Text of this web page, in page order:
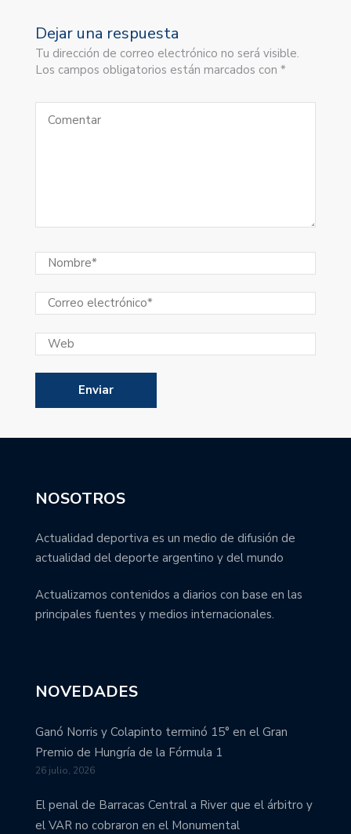
Dejar una respuesta
Tu dirección de correo electrónico no será visible.
Los campos obligatorios están marcados con *
NOSOTROS
Actualidad deportiva es un medio de difusión de
actualidad del deporte argentino y del mundo
Actualizamos contenidos a diarios con base en las
principales fuentes y medios internacionales.
NOVEDADES
Ganó Norris y Colapinto terminó 15° en el Gran
Premio de Hungría de la Fórmula 1
26 julio, 2026
El penal de Barracas Central a River que el árbitro y
el VAR no cobraron en el Monumental